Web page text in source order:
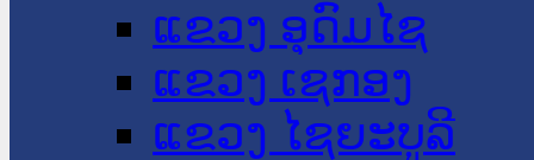
ແຂວງ ອຸດົມໄຊ
ແຂວງ ເຊກອງ
ແຂວງ ໄຊຍະບູລີ